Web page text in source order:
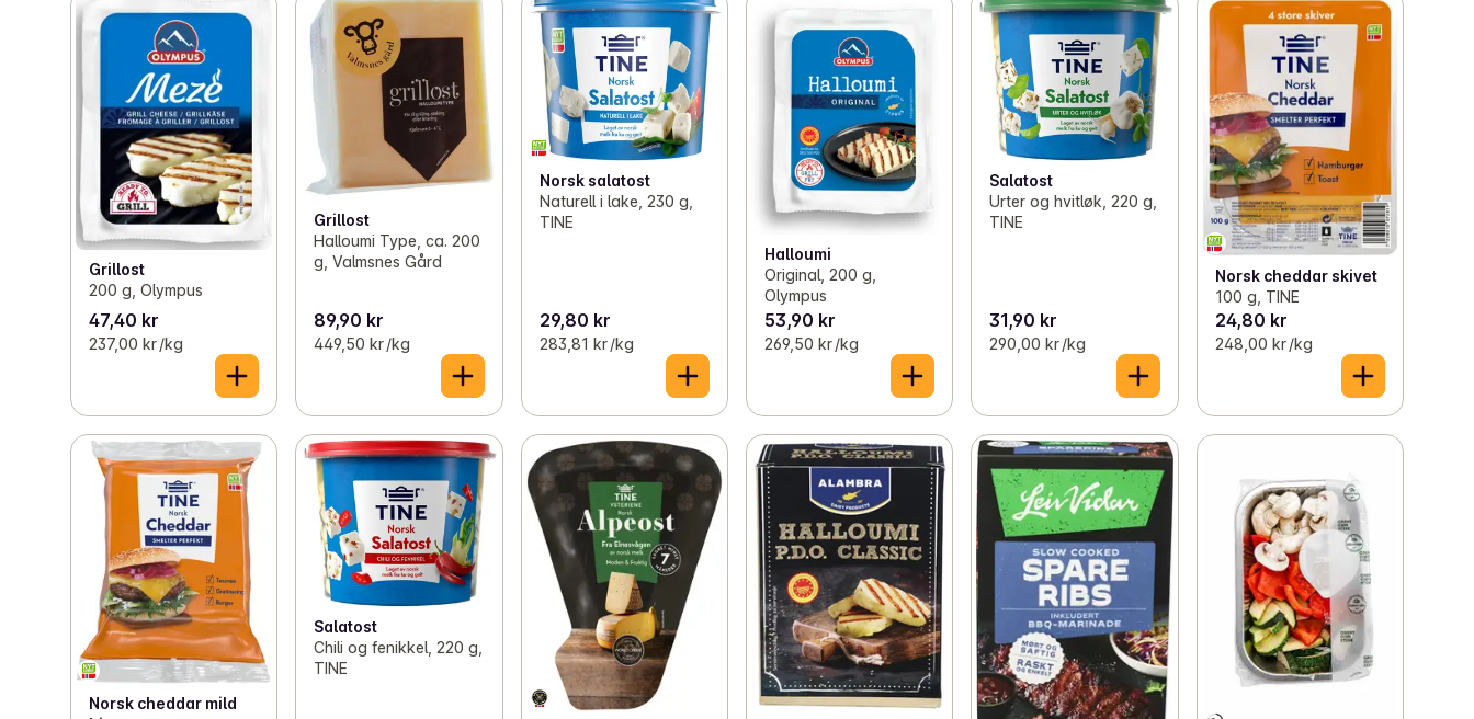
Grillost
200 g, Olympus
47,40 kr
237,00 kr /kg
Grillost
Halloumi Type, ca. 200
g, Valmsnes Gård
89,90 kr
449,50 kr /kg
Norsk salatost
Naturell i lake, 230 g,
TINE
29,80 kr
283,81 kr /kg
Halloumi
Original, 200 g,
Olympus
53,90 kr
269,50 kr /kg
Salatost
Urter og hvitløk, 220 g,
TINE
31,90 kr
290,00 kr /kg
Norsk cheddar skivet
100 g, TINE
24,80 kr
248,00 kr /kg
Norsk cheddar mild
Salatost
Chili og fenikkel, 220 g,
TINE